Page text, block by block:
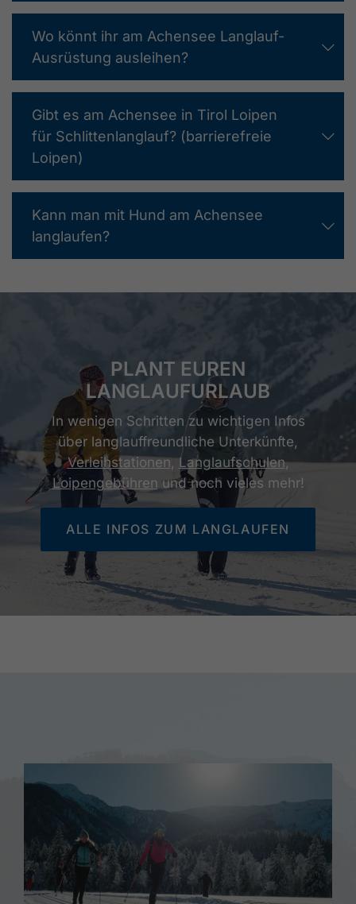
Wo könnt ihr am Achensee Langlauf-
Ausrüstung ausleihen?
Gibt es am Achensee in Tirol Loipen
für Schlittenlanglauf? (barrierefreie
Loipen)
Kann man mit Hund am Achensee
langlaufen?
PLANT EUREN
LANGLAUFURLAUB
In wenigen Schritten zu wichtigen Infos
über langlauffreundliche Unterkünfte,
Verleihstationen,Langlaufschulen,
Loipengebühren und noch vieles mehr!
ALLE INFOS ZUM LANGLAUFEN